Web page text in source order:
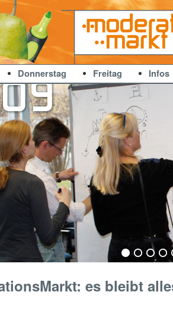
Inhalt wechseln
Donnerstag Freitag Infos
es bleibt